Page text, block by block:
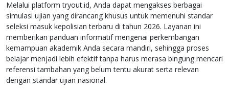
Melalui platform tryout.id, Anda dapat mengakses berbagai
simulasi ujian yang dirancang khusus untuk memenuhi standar
seleksi masuk kepolisian terbaru di tahun 2026. Layanan ini
memberikan panduan informatif mengenai perkembangan
kemampuan akademik Anda secara mandiri, sehingga proses
belajar menjadi lebih efektif tanpa harus merasa bingung mencari
referensi tambahan yang belum tentu akurat serta relevan
dengan standar ujian nasional.